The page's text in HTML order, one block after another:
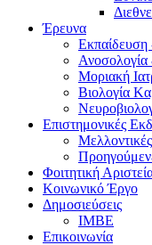
Έρευνα
Εκπαίδευση
Μοριακή
Βιολογία
Επιστημονικές
Φοιτητική
Κοινωνικό Έργο
Δημοσιεύσεις
ΙΜΒΕ
Επικοινωνία